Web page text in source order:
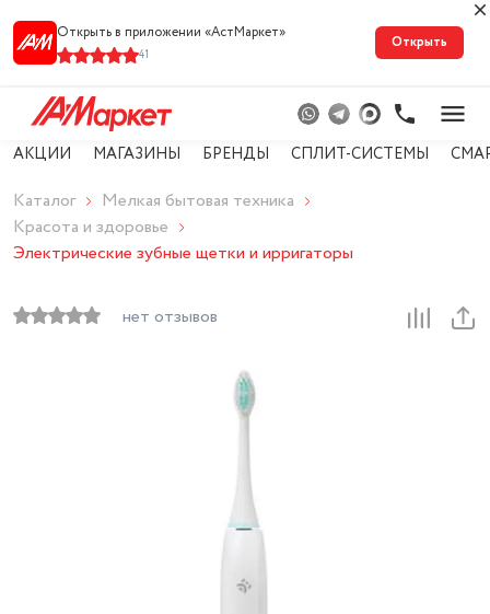
Открыть в приложении «АстМарке‪т‬»
41
Открыть
АКЦИИ МАГАЗИНЫ БРЕНДЫ СПЛИТ-СИСТЕМЫ
Каталог
Мелкая бытовая техника
Красота и здоровье
Электрические зубные щетки и ирригаторы
нет отзывов